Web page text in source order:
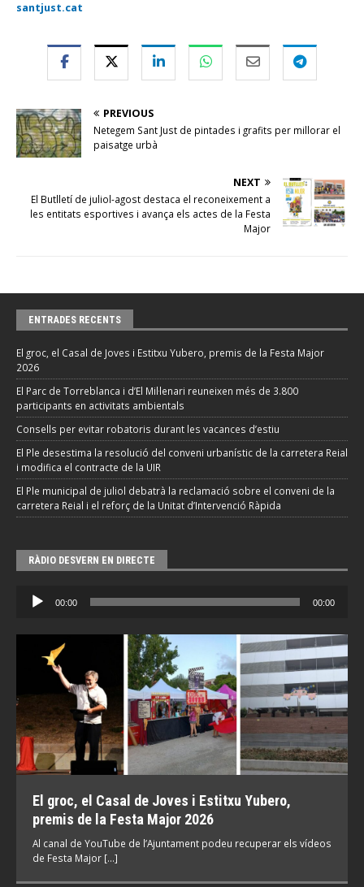
santjust.cat
PREVIOUS
Netegem Sant Just de pintades i grafits per millorar el
paisatge urbà
NEXT
El Butlletí de juliol-agost destaca el reconeixement a
les entitats esportives i avança els actes de la Festa
Major
ENTRADES RECENTS
El groc, el Casal de Joves i Estitxu Yubero, premis de la Festa Major
2026
El Parc de Torreblanca i d’El Mil·lenari reuneixen més de 3.800
participants en activitats ambientals
Consells per evitar robatoris durant les vacances d’estiu
El Ple desestima la resolució del conveni urbanístic de la carretera Reial
i modifica el contracte de la UIR
El Ple municipal de juliol debatrà la reclamació sobre el conveni de la
carretera Reial i el reforç de la Unitat d’Intervenció Ràpida
RÀDIO DESVERN EN DIRECTE
Reproductor
d'àudio
00:00 00:00
El groc, el Casal de Joves i Estitxu Yubero,
premis de la Festa Major 2026
Al canal de YouTube de l’Ajuntament podeu recuperar els vídeos
de Festa Major […]